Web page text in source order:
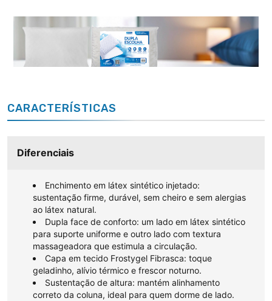
CARACTERÍSTICAS
Diferenciais
Enchimento em látex sintético injetado:
sustentação firme, durável, sem cheiro e sem alergias
ao látex natural.
Dupla face de conforto: um lado em látex sintético
para suporte uniforme e outro lado com textura
massageadora que estimula a circulação.
Capa em tecido Frostygel Fibrasca: toque
geladinho, alívio térmico e frescor noturno.
Sustentação de altura: mantém alinhamento
correto da coluna, ideal para quem dorme de lado.